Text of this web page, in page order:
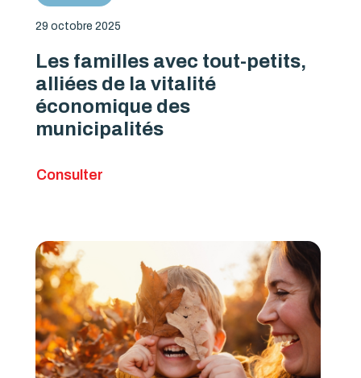
29 octobre 2025
Les familles avec tout-petits,
alliées de la vitalité
économique des
municipalités
Consulter